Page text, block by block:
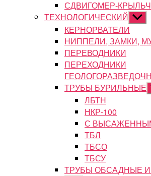
СДВИГОМЕР-
ТЕХНОЛОГИЧЕСКИЙ
КЕРНОРВАТЕЛИ
НИППЕЛИ, ЗАМКИ,
ПЕРЕВОДНИКИ
ПЕРЕХОДНИКИ
ТРУБЫ БУРИЛЬНЫЕ
ЛБТН
НКР-100
С
ТБЛ
ТБСО
ТБСУ
ТРУБЫ ОБСАДНЫЕ